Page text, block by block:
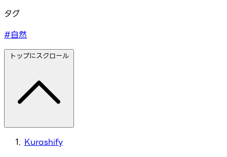
タグ
#自然
トップにスクロール
Kurashify